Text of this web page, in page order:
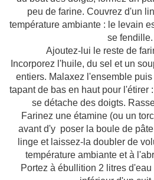
peu de farine. Couvrez d'un
température ambiante : le levain
se fendille.
Ajoutez-lui le reste de
Incorporez l'huile, du sel et un
entiers. Malaxez l'ensemble
tapant de bas en haut pour l'étirer
se détache des doigts.
Farinez une étamine (ou un
avant d'y poser la boule de
linge et laissez-la doubler de
température ambiante et à
Portez à ébullition 2 litres